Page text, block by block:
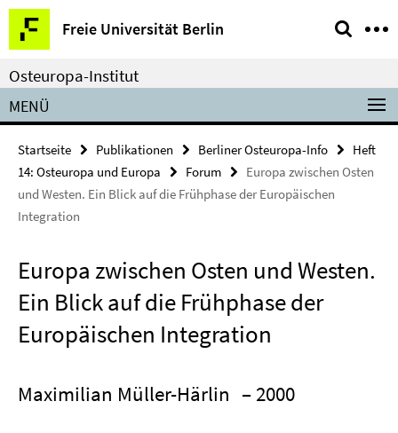
Springe
direkt
zu
Inhalt
Freie Universität Berlin
Service-
Navigation
Osteuropa-Institut
MENÜ
Startseite Publikationen Berliner Osteuropa-Info
Heft
14: Osteuropa und Europa
Forum
Europa zwischen Osten
und Westen. Ein Blick auf die Frühphase der Europäischen
Integration
Europa zwischen Osten und Westen.
Ein Blick auf die Frühphase der
Europäischen Integration
Maximilian Müller-Härlin – 2000